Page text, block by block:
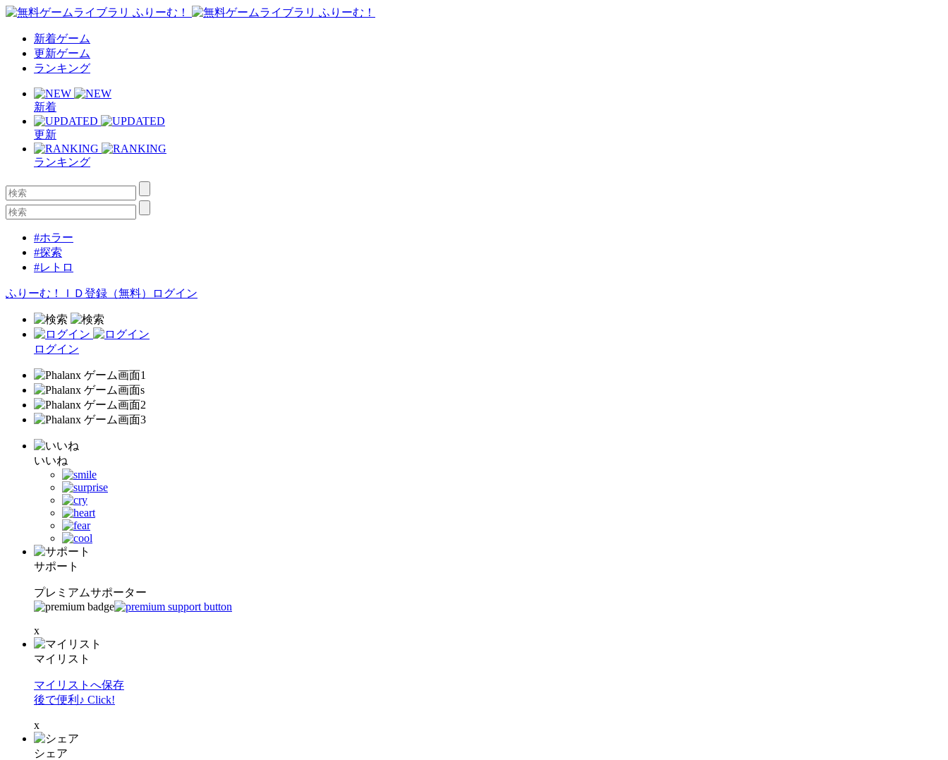
新着ゲーム
更新ゲーム
ランキング
新着
更新
ランキング
#ホラー
#探索
#レトロ
ふりーむ！ＩＤ登録（無料） ログイン
ログイン
いいね
サポート
プレミアムサポーター
x
マイリスト
マイリストへ保存
後で便利♪ Click!
x
シェア